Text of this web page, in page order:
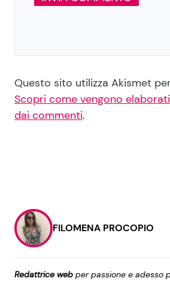
Questo sito utilizza Akismet
Scopri come vengono
dai commenti.
FILOMENA PROCOPIO
Redattrice web per passione e adesso